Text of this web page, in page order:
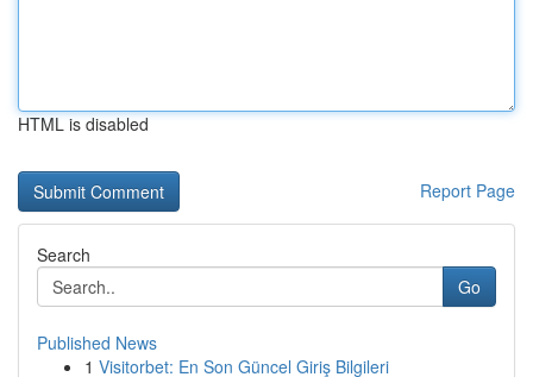
HTML is disabled
Report Page
Search
Go
Published News
1 Visitorbet: En Son Güncel Giriş Bilgileri